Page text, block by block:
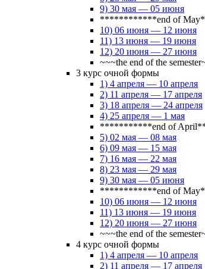
9) 30 мая — 05 июня
************end of
10) 06 июня — 12 июня
11) 13 июня — 19 июня
12) 20 июня — 27 июня
~~~the end of the
3 курс очной формы
1) 4 апреля — 10 апреля
2) 11 апреля — 17 апреля
3) 18 апреля — 24 апреля
4) 25 апреля — 1 мая
***********end of
5) 02 мая — 08 мая
6) 09 мая — 15 мая
7) 16 мая — 22 мая
8) 23 мая — 29 мая
9) 30 мая — 05 июня
************end of
10) 06 июня — 12 июня
11) 13 июня — 19 июня
12) 20 июня — 27 июня
~~~the end of the
4 курс очной формы
1) 4 апреля — 10 апреля
2) 11 апреля — 17 апреля